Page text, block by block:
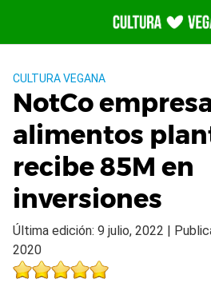
contenido
CULTURA VEGANA
NotCo
alimentos
recibe 85M en
inversiones
Última edición: 9 julio, 2022 |
2020